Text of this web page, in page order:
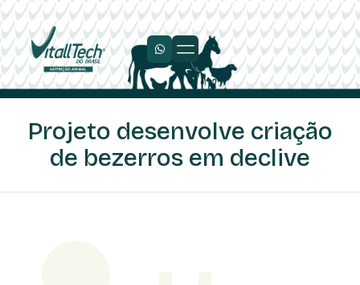
Projeto desenvolve criação
de bezerros em declive